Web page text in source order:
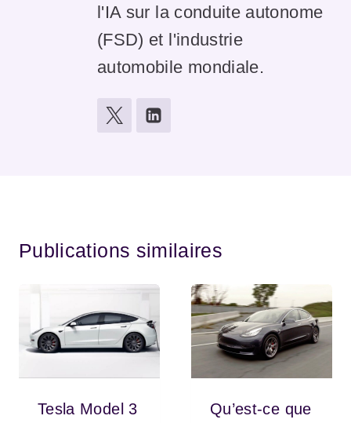
l'IA sur la conduite autonome
(FSD) et l'industrie
automobile mondiale.
Publications similaires
Tesla Model 3
Qu’est-ce que